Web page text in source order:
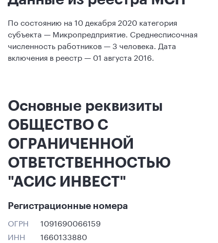
По состоянию на 10 декабря 2020 категория
субъекта — Микропредприятие. Среднесписочная
численность работников — 3 человека. Дата
включения в реестр — 01 августа 2016.
Основные реквизиты
ОБЩЕСТВО С
ОГРАНИЧЕННОЙ
ОТВЕТСТВЕННОСТЬЮ
"АСИС ИНВЕСТ"
Регистрационные номера
ОГРН
1091690066159
ИНН
1660133880